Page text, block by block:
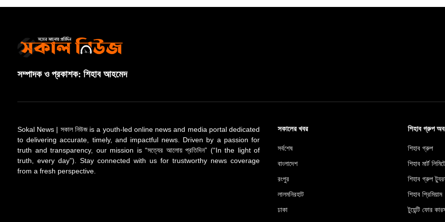
সম্পাদক ও প্রকাশক: শিহাব আহমেদ
Sokal News | সকাল নিউজ is a youth-led online news and media portal dedicated
to delivering accurate, timely, and impactful news. Driven by a passion for
truth and transparency, our mission is “সত্যের আলোয় প্রতিদিন” (“In the light of
truth, every day”). Stay connected with us for trustworthy news coverage
from a fresh perspective.
সকালের খবর
সর্বশেষ
বাংলাদেশ
রংপুর
লালমনিরহাট
ঢাকা
শিহাব গ্রুপ
শিহাব গ্রুপ
শিহাব মার্ট
শিহাব গ্রুপ
শিহাব প্রিমিয়াম
টুয়েন্টি ফোর